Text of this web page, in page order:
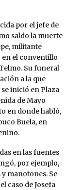
por el jefe de
saldo la muerte
militante
el conventillo
Su funeral
a la que
inició en Plaza
de Mayo
en donde habló,
Buela, en
en las fuentes
por ejemplo,
manotones. Se
caso de Josefa